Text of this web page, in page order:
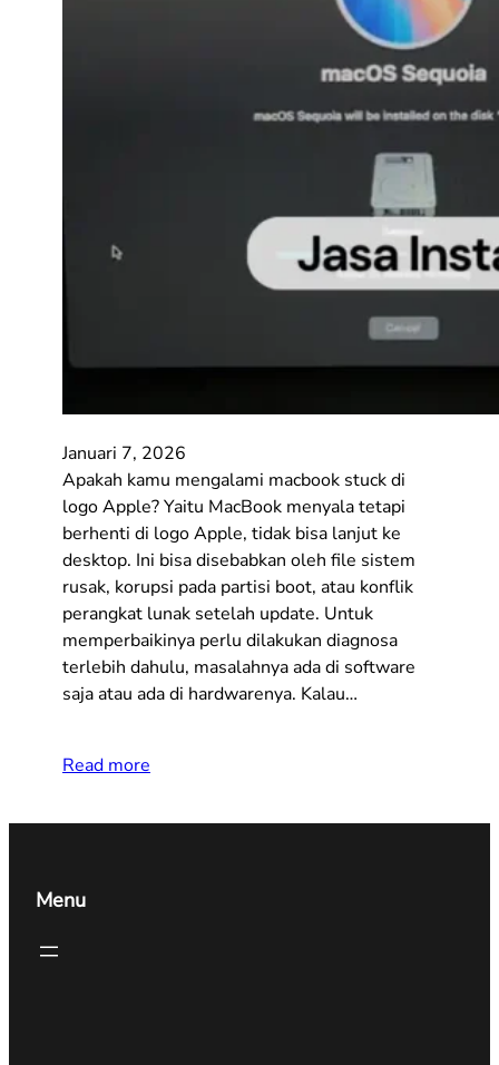
Januari 7, 2026
Apakah kamu mengalami macbook stuck di
logo Apple? Yaitu MacBook menyala tetapi
berhenti di logo Apple, tidak bisa lanjut ke
desktop. Ini bisa disebabkan oleh file sistem
rusak, korupsi pada partisi boot, atau konflik
perangkat lunak setelah update. Untuk
memperbaikinya perlu dilakukan diagnosa
terlebih dahulu, masalahnya ada di software
saja atau ada di hardwarenya. Kalau…
Read more
Menu